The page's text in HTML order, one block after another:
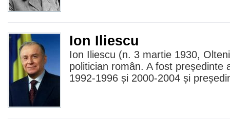
Ion Iliescu
Ion Iliescu (n. 3 martie 1930,
politician român. A fost președinte
1992-1996 și 2000-2004 și